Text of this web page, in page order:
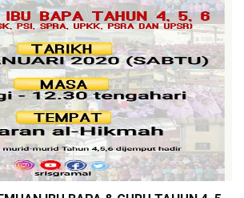
ANAK LELAKINYA (22
US PADA 19 APRIL 2015.
UNTUK BERKONGSI KISAH DI
TERSEBUT.
2020 (AHAD)
AL-HIKMAH, SERI ABIM SUNGAI
PAGI
DISINI